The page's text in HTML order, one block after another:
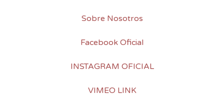
Sobre Nosotros
Facebook Oficial
INSTAGRAM OFICIAL
VIMEO LINK